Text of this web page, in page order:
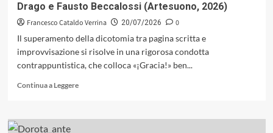
Drago e Fausto Beccalossi (Artesuono, 2026)
Francesco Cataldo Verrina 20/07/2026
0
Il superamento della dicotomia tra pagina scritta e
improvvisazione si risolve in una rigorosa condotta
contrappuntistica, che colloca «¡Gracia!» ben...
Continua a LeggereLeggi
su